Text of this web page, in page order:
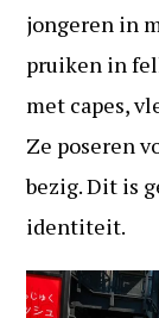
jongeren in
pruiken in
met capes,
Ze poseren
bezig. Dit is
identiteit.